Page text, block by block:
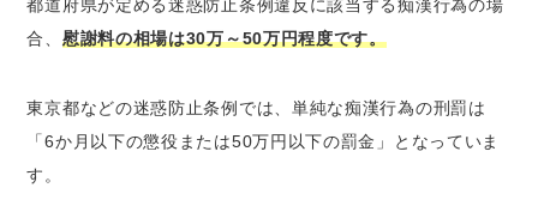
都道府県が定める迷惑防止条例違反に該当する痴漢行為の場
合、 慰謝料の相場は30万～50万円程度です。
東京都などの迷惑防止条例では、単純な痴漢行為の刑罰は
「6か月以下の懲役または50万円以下の罰金」となっていま
す。